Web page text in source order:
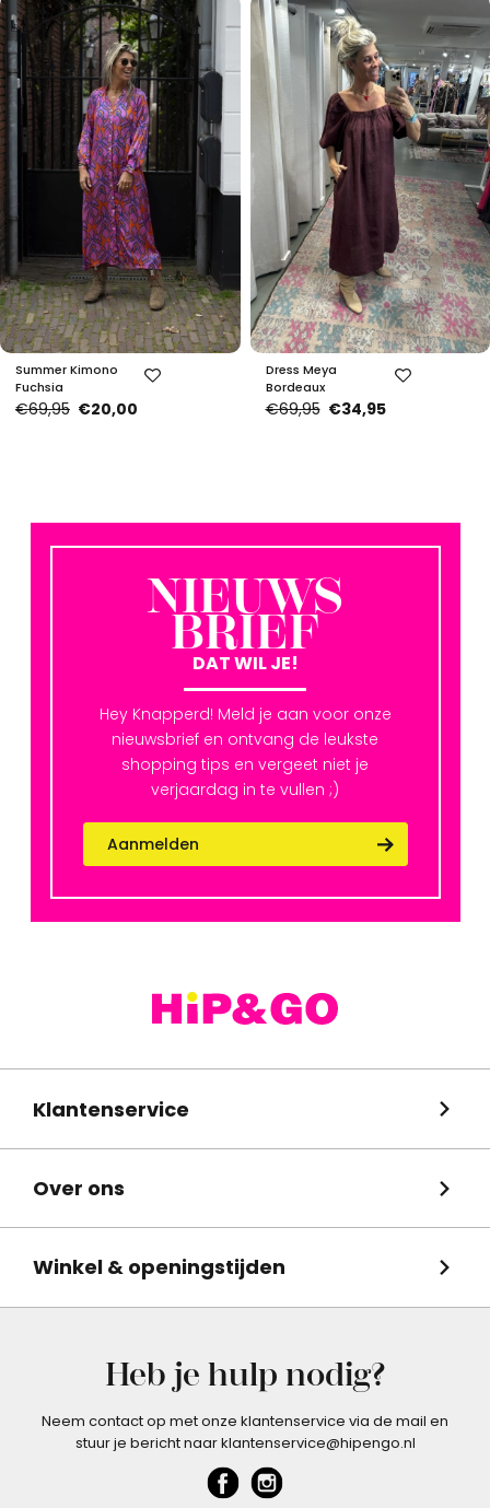
Summer Kimono
Fuchsia
€69,95 €20,00
Dress Meya
Bordeaux
€69,95 €34,95
NIEUWS
BRIEF
DAT WIL JE!
Hey Knapperd! Meld je aan voor onze
nieuwsbrief en ontvang de leukste
shopping tips en vergeet niet je
verjaardag in te vullen ;)
Aanmelden
Klantenservice
Over ons
Winkel & openingstijden
Heb je hulp nodig?
Neem contact op met onze klantenservice via de mail en
stuur je bericht naar klantenservice@hipengo.nl